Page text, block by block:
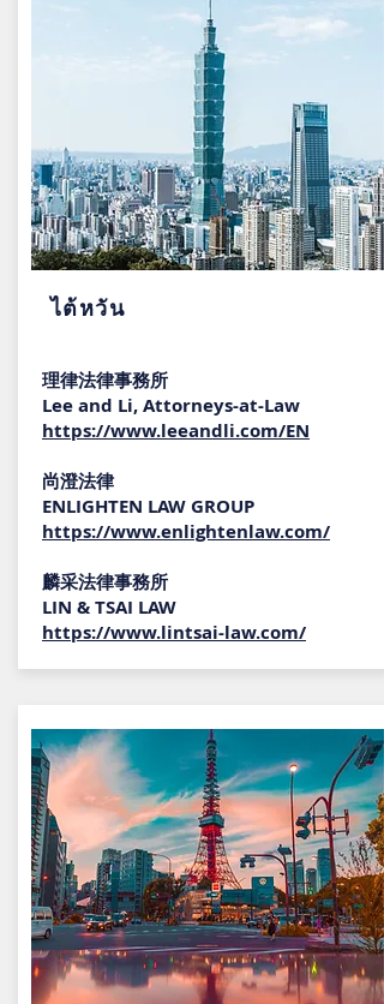
ไต้หวัน
理律法律事務所
Lee and Li, Attorneys-at-Law
https://www.leeandli.com/EN
尚澄法律
ENLIGHTEN LAW GROUP
https://www.enlightenlaw.com/
麟采法律事務所
LIN & TSAI LAW
https://www.lintsai-law.com/